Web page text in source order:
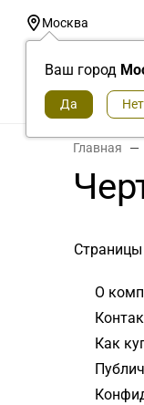
Москва
Ваш город
Главная
Страницы
О
Как